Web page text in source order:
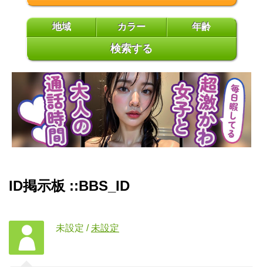
地域 カラー 年齢
検索する
ID掲示板 ::BBS_ID
未設定 / 未設定